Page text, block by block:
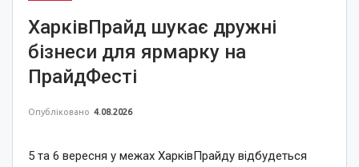
ХарківПрайд шукає дружні
бізнеси для ярмарку на
ПрайдФесті
Опубліковано 4.08.2026
5 та 6 вересня у межах ХарківПрайду відбудеться